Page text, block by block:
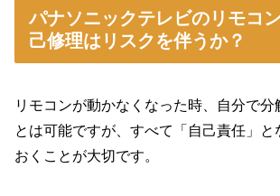
パナソニックテレビのリモコ
己修理はリスクを伴うか？
リモコンが動かなくなった時、自分で分
とは可能ですが、すべて「自己責任」と
おくことが大切です。